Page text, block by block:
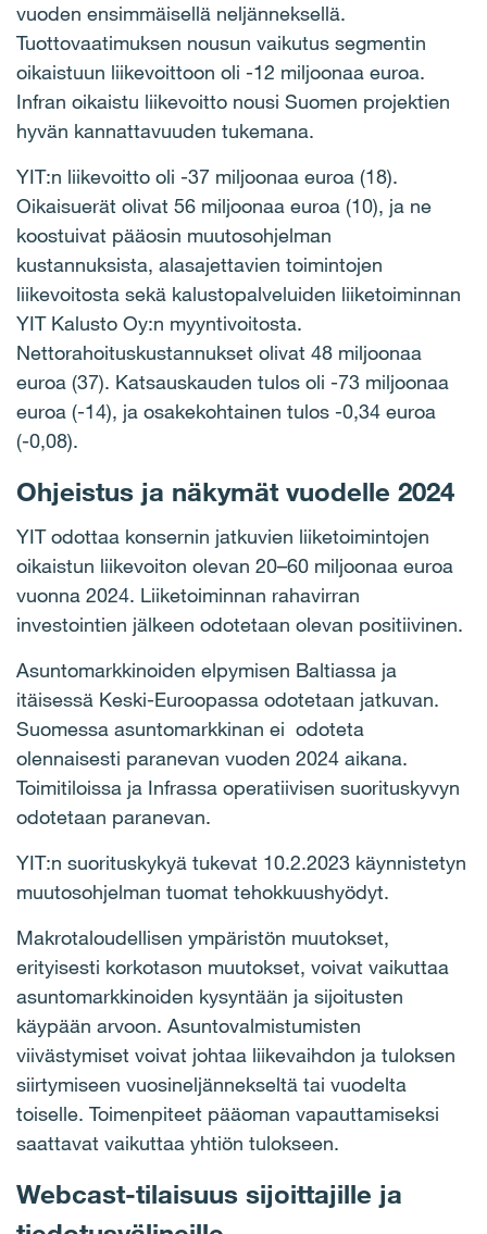
vuoden ensimmäisellä neljänneksellä.
Tuottovaatimuksen nousun vaikutus segmentin
oikaistuun liikevoittoon oli -12 miljoonaa euroa.
Infran oikaistu liikevoitto nousi Suomen projektien
hyvän kannattavuuden tukemana.
YIT:n liikevoitto oli -37 miljoonaa euroa (18).
Oikaisuerät olivat 56 miljoonaa euroa (10), ja ne
koostuivat pääosin muutosohjelman
kustannuksista, alasajettavien toimintojen
liikevoitosta sekä kalustopalveluiden liiketoiminnan
YIT Kalusto Oy:n myyntivoitosta.
Nettorahoituskustannukset olivat 48 miljoonaa
euroa (37). Katsauskauden tulos oli -73 miljoonaa
euroa (-14), ja osakekohtainen tulos -0,34 euroa
(-0,08).
Ohjeistus ja näkymät vuodelle 2024
YIT odottaa konsernin jatkuvien liiketoimintojen
oikaistun liikevoiton olevan 20–60 miljoonaa euroa
vuonna 2024. Liiketoiminnan rahavirran
investointien jälkeen odotetaan olevan positiivinen.
Asuntomarkkinoiden elpymisen Baltiassa ja
itäisessä Keski-Euroopassa odotetaan jatkuvan.
Suomessa asuntomarkkinan ei odoteta
olennaisesti paranevan vuoden 2024 aikana.
Toimitiloissa ja Infrassa operatiivisen suorituskyvyn
odotetaan paranevan.
YIT:n suorituskykyä tukevat 10.2.2023 käynnistetyn
muutosohjelman tuomat tehokkuushyödyt.
Makrotaloudellisen ympäristön muutokset,
erityisesti korkotason muutokset, voivat vaikuttaa
asuntomarkkinoiden kysyntään ja sijoitusten
käypään arvoon. Asuntovalmistumisten
viivästymiset voivat johtaa liikevaihdon ja tuloksen
siirtymiseen vuosineljännekseltä tai vuodelta
toiselle. Toimenpiteet pääoman vapauttamiseksi
saattavat vaikuttaa yhtiön tulokseen.
Webcast-tilaisuus sijoittajille ja